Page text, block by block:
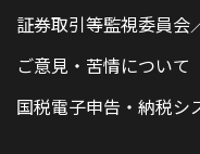
証券取引等監視委員会
ご意見・苦情について
国税電子申告・納税シ